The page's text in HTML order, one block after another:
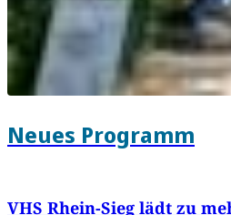
Neues Programm
VHS Rhein-Sieg lädt zu